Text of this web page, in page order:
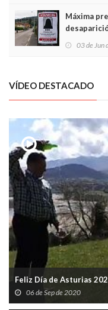
Máxima
03 de Jun
VÍDEO DESTACADO
Feliz Día de Asturias
06 de Sep de 2020